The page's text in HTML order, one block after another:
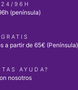
24/96H
(península)
a partir de 65€ (Península)
AYUDA?
nosotros